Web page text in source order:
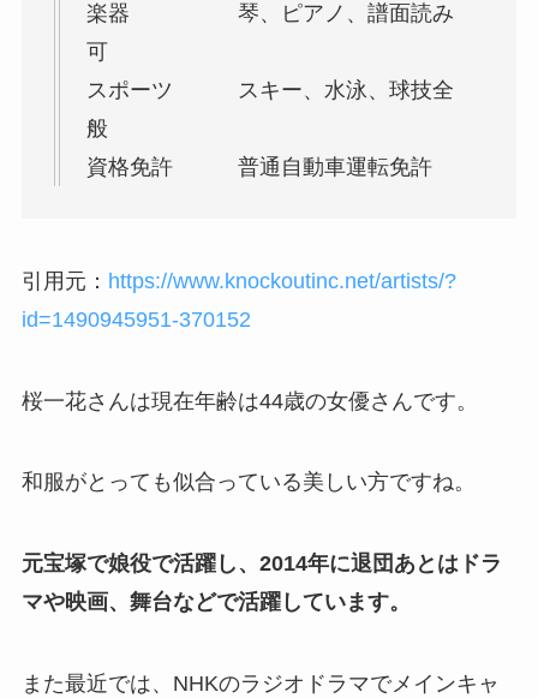
楽器 琴、ピアノ、譜面読み
可
スポーツ スキー、水泳、球技全
般
資格免許 普通自動車運転免許
引用元： https://www.knockoutinc.net/artists/?
id=1490945951-370152
桜一花さんは現在年齢は44歳の女優さんです。
和服がとっても似合っている美しい方ですね。
元宝塚で娘役で活躍し、2014年に退団あとはドラ
マや映画、舞台などで活躍しています。
また最近では、NHKのラジオドラマでメインキャ